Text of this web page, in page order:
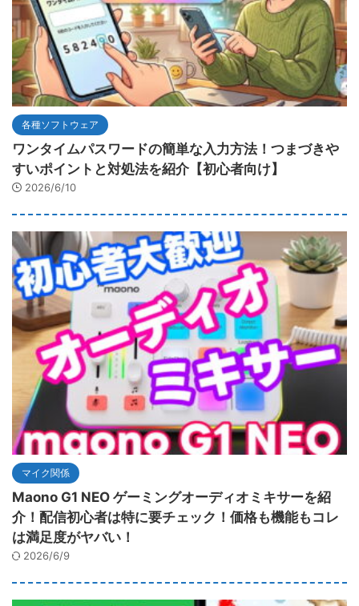
各種ソフトウェア
ワンタイムパスワードの簡単な入力方法！つまづきや
すいポイントと対処法を紹介【初心者向け】
2026/6/10
マイク関係
Maono G1 NEO ゲーミングオーディオミキサーを紹
介！配信初心者は特に要チェック！価格も機能もコレ
は満足度がヤバい！
2026/6/9